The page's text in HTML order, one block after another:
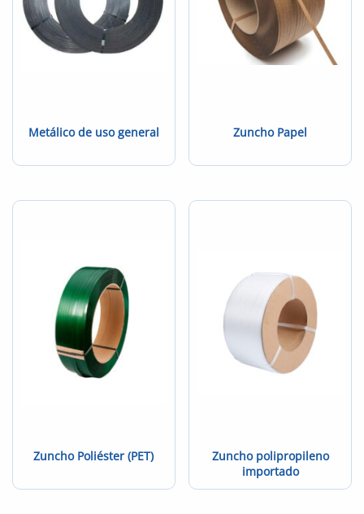
Metálico de uso general Zuncho Papel
Zuncho Poliéster (PET)
Zuncho polipropileno
importado